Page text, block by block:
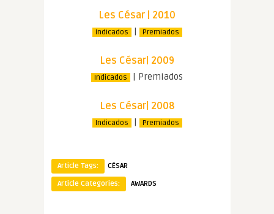
Les César | 2010
Indicados | Premiados
Les César| 2009
Indicados | Premiados
Les César| 2008
Indicados | Premiados
Article Tags:
CÉSAR
Article Categories:
AWARDS